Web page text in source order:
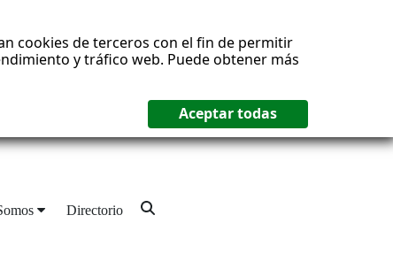
cookies de terceros con el fin de permitir
y tráfico web. Puede obtener más
Directorio